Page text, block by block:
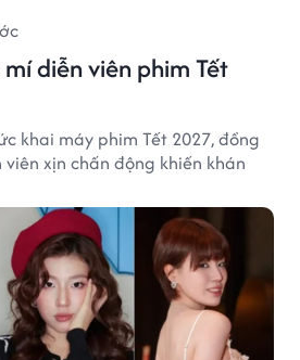
diễn viên phim Tết
khai máy phim Tết 2027, đồng
xịn chấn động khiến khán